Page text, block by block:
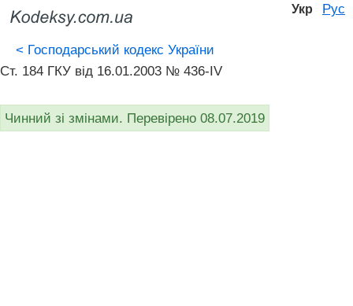
Укр Рус
< Господарський кодекс України
Ст. 184 ГКУ від 16.01.2003 № 436-IV
Чинний зі змінами. Перевірено 08.07.2019